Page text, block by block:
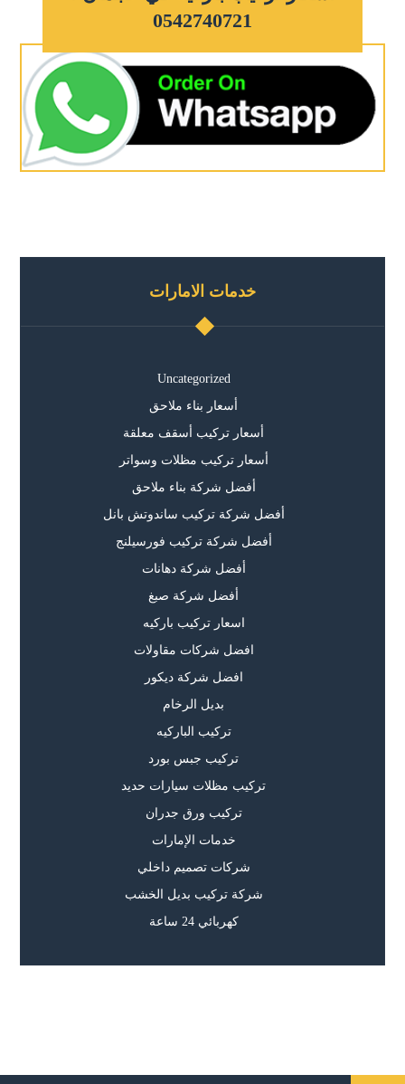
0542740721
خدمات الامارات
Uncategorized
أسعار بناء ملاحق
أسعار تركيب أسقف معلقة
أسعار تركيب مظلات وسواتر
أفضل شركة بناء ملاحق
أفضل شركة تركيب ساندوتش بانل
أفضل شركة تركيب فورسيلنج
أفضل شركة دهانات
أفضل شركة صبغ
اسعار تركيب باركيه
افضل شركات مقاولات
افضل شركة ديكور
بديل الرخام
تركيب الباركيه
تركيب جبس بورد
تركيب مظلات سيارات حديد
تركيب ورق جدران
خدمات الإمارات
شركات تصميم داخلي
شركة تركيب بديل الخشب
كهربائي 24 ساعة